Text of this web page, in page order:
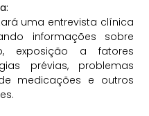
uma entrevista clínica
informações sobre
exposição a fatores
prévias, problemas
medicações e outros